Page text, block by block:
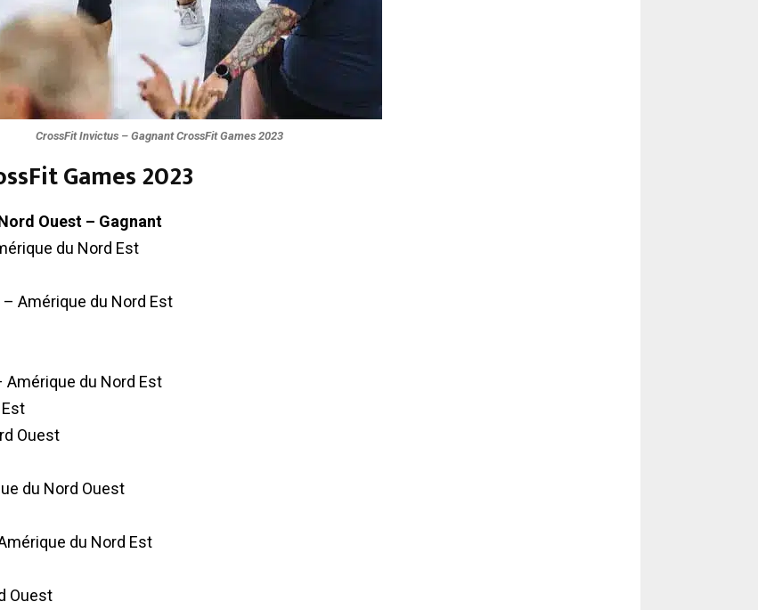
CrossFit Invictus – Gagnant CrossFit Games 2023
Games 2023
Ouest – Gagnant
du Nord Est
Amérique du Nord Est
du Nord Est
Ouest
du Nord Ouest
du Nord Est
Ouest